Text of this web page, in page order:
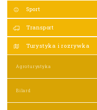
Sport
Transport
Turystyka i rozrywka
Agroturystyka
Bilard